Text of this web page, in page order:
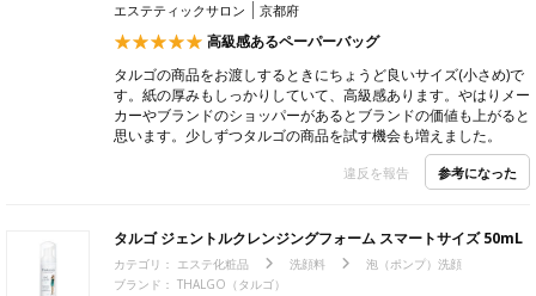
エステティックサロン 京都府
高級感あるペーパーバッグ
タルゴの商品をお渡しするときにちょうど良いサイズ(小さめ)で
す。紙の厚みもしっかりしていて、高級感あります。やはりメー
カーやブランドのショッパーがあるとブランドの価値も上がると
思います。少しずつタルゴの商品を試す機会も増えました。
違反を報告 参考になった
タルゴ ジェントルクレンジングフォーム スマートサイズ 50mL
カテゴリ： エステ化粧品 洗顔料
泡（ポンプ）洗顔
ブランド： THALGO（タルゴ）